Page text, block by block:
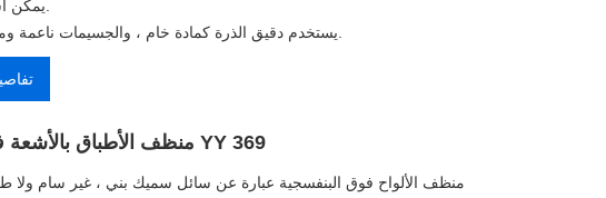
منظف ​​الأطباق بالأشعة فوق البنفسجية سيريس YY 369
منظف ​​الألواح فوق البنفسجية عبارة عن سائل سميك بني ، غير سام ولا